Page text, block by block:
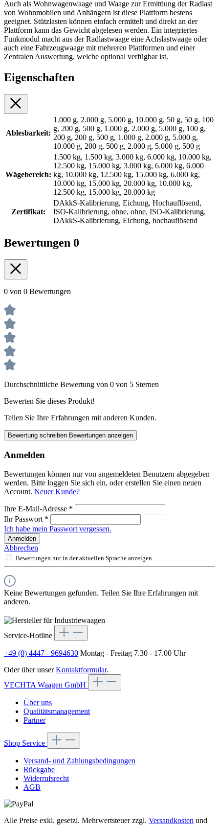
Auch als Wohnwagenwaage und Waage zur Ermittlung der Radlast
von Wohnmobilen und Anhängern ist diese Plattform bestens
geeignet. Stützlasten können einfach ermittelt und direkt an der
Plattform kann das Gewicht abgelesen werden. Ein integriertes
Funkmodul macht aus der Radlastwaage eine Achslastwaage oder
auch eine Fahrzeugwaage mit mehreren Plattformen und einer
Zentralen Auswertung, welche optional verfügbar ist.
Eigenschaften
Ablesbarkeit:
1.000 g, 2.000 g, 5.000 g, 10.000 g, 50 g, 50 g, 100
g, 200 g, 500 g, 1.000 g, 2.000 g, 5.000 g, 100 g,
200 g, 200 g, 500 g, 1.000 g, 2.000 g, 5.000 g,
10.000 g, 200 g, 500 g, 2.000 g, 5.000 g, 500 g
Wägebereich:
1.500 kg, 1.500 kg, 3.000 kg, 6.000 kg, 10.000 kg,
12.500 kg, 15.000 kg, 3.000 kg, 6.000 kg, 6.000
kg, 10.000 kg, 12.500 kg, 15.000 kg, 6.000 kg,
10.000 kg, 15.000 kg, 20.000 kg, 10.000 kg,
12.500 kg, 15.000 kg, 20.000 kg
Zertifikat:
DAkkS-Kalibrierung, Eichung, Hochauflösend,
ISO-Kalibrierung, ohne, ohne, ISO-Kalibrierung,
DAkkS-Kalibrierung, Eichung, hochauflösend
Bewertungen 0
0 von 0 Bewertungen
Durchschnittliche Bewertung von 0 von 5 Sternen
Bewerten Sie dieses Produkt!
Teilen Sie Ihre Erfahrungen mit anderen Kunden.
Bewertung schreiben Bewertungen anzeigen
Anmelden
Bewertungen können nur von angemeldeten Benutzern abgegeben
werden. Bitte loggen Sie sich ein, oder erstellen Sie einen neuen
Account. Neuer Kunde?
Ihre E-Mail-Adresse *
Ihr Passwort *
Ich habe mein Passwort vergessen.
Anmelden
Abbrechen
Bewertungen nur in der aktuellen Sprache anzeigen.
Keine Bewertungen gefunden. Teilen Sie Ihre Erfahrungen mit
anderen.
Service-Hotline
+49 (0) 4447 - 9694630 Montag - Freitag 7.30 - 17.00 Uhr
Oder über unserKontaktformular.
VECHTA Waagen GmbH
Über uns
Qualitätsmanagement
Partner
Shop Service
Versand- und Zahlungsbedingungen
Rückgabe
Widerrufsrecht
AGB
Alle Preise exkl. gesetzl. Mehrwertsteuer zzgl. Versandkosten und